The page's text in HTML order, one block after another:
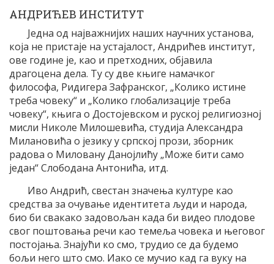
АНДРИЋЕВ ИНСТИТУТ
Једна од најважнијих наших научних установа,
која не пристаје на устајалост, Андрићев институт,
ове године је, као и претходних, објавила
драгоцена дела. Ту су две књиге намачког
философа, Ридигера Зафранског, „Колико истине
треба човеку“ и „Колико глобализације треба
човеку“, књига о Достојевском и руској религиозној
мисли Николе Милошевића, студија Александра
Милановића о језику у српској прози, зборник
радова о Миловану Данојлићу „Може бити само
један“ Слободана Антонића, итд.
Иво Андрић, свестан значења културе као
средства за очување идентитета људи и народа,
био би свакако задовољан када би видео плодове
свог поштовања речи као темеља човека и његовог
постојања. Знајући ко смо, трудио се да будемо
бољи него што смо. Иако се мучио кад га вуку на